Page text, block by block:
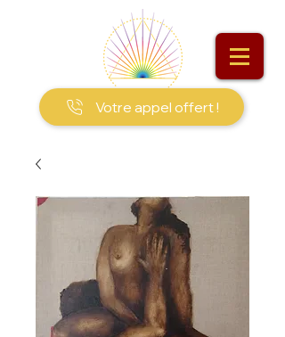
Votre appel offert !